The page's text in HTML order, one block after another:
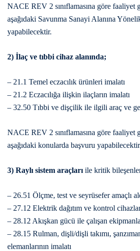
NACE REV 2 sınıflamasına göre faaliyet
aşağıdaki Savunma Sanayi Alanına
yapabilecektir.
2) İlaç ve tıbbi cihaz alanında;
– 21.1 Temel eczacılık ürünleri imalatı
– 21.2 Eczacılığa ilişkin ilaçların imalatı
– 32.50 Tıbbi ve dişçilik ile ilgili araç ve
NACE REV 2 sınıflamasına göre faaliyet
aşağıdaki konularda başvuru
3) Raylı sistem araçları ile kritik
– 26.51 Ölçme, test ve seyrüsefer amaçlı
– 27.12 Elektrik dağıtım ve kontrol
– 28.12 Akışkan gücü ile çalışan
– 28.15 Rulman, dişli/dişli takımı,
elemanlarının imalatı